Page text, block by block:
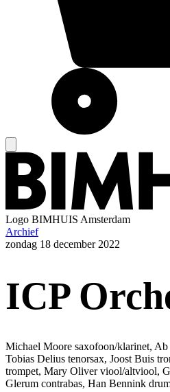
Logo BIMHUIS Amsterdam
Archief
zondag 18 december 2022
ICP
Michael Moore saxofoon/klarinet,
Tobias Delius tenorsax, Joost Buis
trompet, Mary Oliver viool/altviool,
Glerum contrabas, Han Bennink